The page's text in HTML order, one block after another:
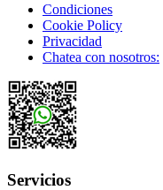
Condiciones
Cookie Policy
Privacidad
Chatea con nosotros:
Servicios